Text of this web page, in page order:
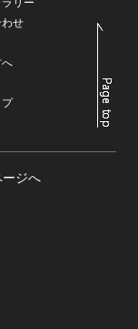
リー
せ
ジへ